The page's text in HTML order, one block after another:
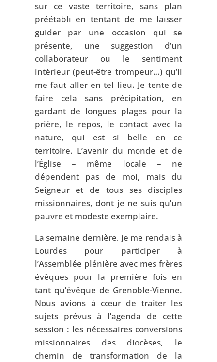
sur ce vaste territoire, sans plan
préétabli en tentant de me laisser
guider par une occasion qui se
présente, une suggestion d’un
collaborateur ou le sentiment
intérieur (peut-être trompeur…) qu’il
me faut aller en tel lieu. Je tente de
faire cela sans précipitation, en
gardant de longues plages pour la
prière, le repos, le contact avec la
nature, qui est si belle en ce
territoire. L’avenir du monde et de
l’Église – même locale – ne
dépendent pas de moi, mais du
Seigneur et de tous ses disciples
missionnaires, dont je ne suis qu’un
pauvre et modeste exemplaire.
La semaine dernière, je me rendais à
Lourdes pour participer à
l’Assemblée plénière avec mes frères
évêques pour la première fois en
tant qu’évêque de Grenoble-Vienne.
Nous avions à cœur de traiter les
sujets prévus à l’agenda de cette
session : les nécessaires conversions
missionnaires des diocèses, le
chemin de transformation de la